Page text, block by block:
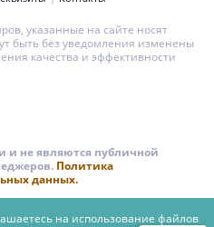
важно, чтобы приобретаемый
надежным и выгодным. Ну а
Вас квалифицированным
материалами и всем
сотрудничества.
указанные на сайте носят
быть без уведомления изменены
качества и эффективности
и не являются публичной
Политика
данных.
на использование файлов